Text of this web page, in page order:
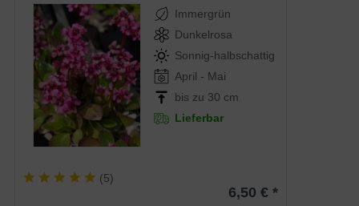
Immergrün
Dunkelrosa
Sonnig-halbschattig
April - Mai
bis zu 30 cm
Lieferbar
(5)
6,50 € *